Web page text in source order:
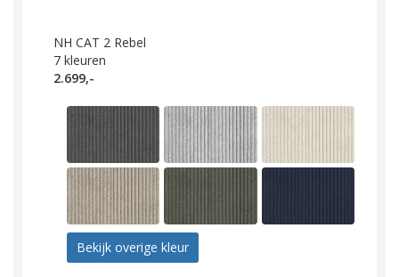
NH CAT 2 Rebel
7 kleuren
2.699,-
Bekijk overige kleur